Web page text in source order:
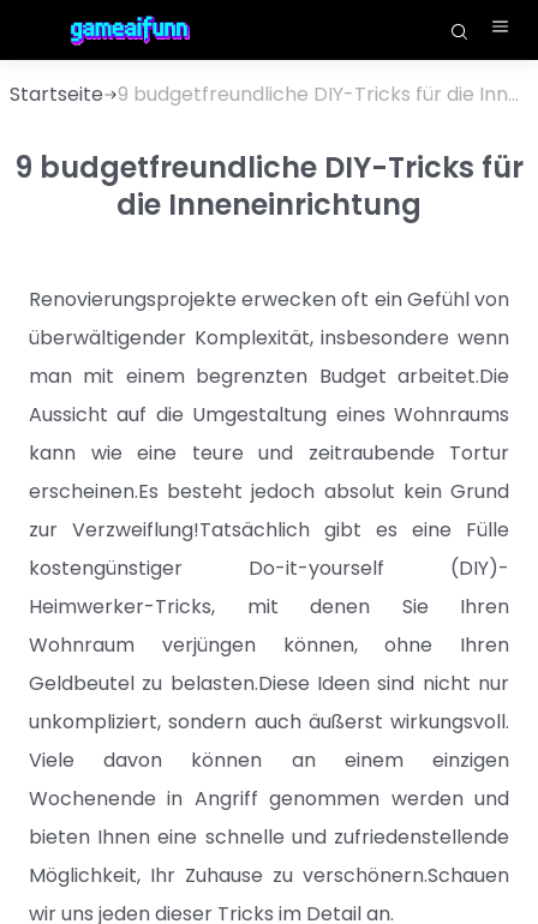
Startseite 9 budgetfreundliche DIY-Tricks für die Inneneinrichtung
9 budgetfreundliche DIY-Tricks für
die Inneneinrichtung
Renovierungsprojekte erwecken oft ein Gefühl von
überwältigender Komplexität, insbesondere wenn
man mit einem begrenzten Budget arbeitet.Die
Aussicht auf die Umgestaltung eines Wohnraums
kann wie eine teure und zeitraubende Tortur
erscheinen.Es besteht jedoch absolut kein Grund
zur Verzweiflung!Tatsächlich gibt es eine Fülle
kostengünstiger Do-it-yourself (DIY)-
Heimwerker-Tricks, mit denen Sie Ihren
Wohnraum verjüngen können, ohne Ihren
Geldbeutel zu belasten.Diese Ideen sind nicht nur
unkompliziert, sondern auch äußerst wirkungsvoll.
Viele davon können an einem einzigen
Wochenende in Angriff genommen werden und
bieten Ihnen eine schnelle und zufriedenstellende
Möglichkeit, Ihr Zuhause zu verschönern.Schauen
wir uns jeden dieser Tricks im Detail an.